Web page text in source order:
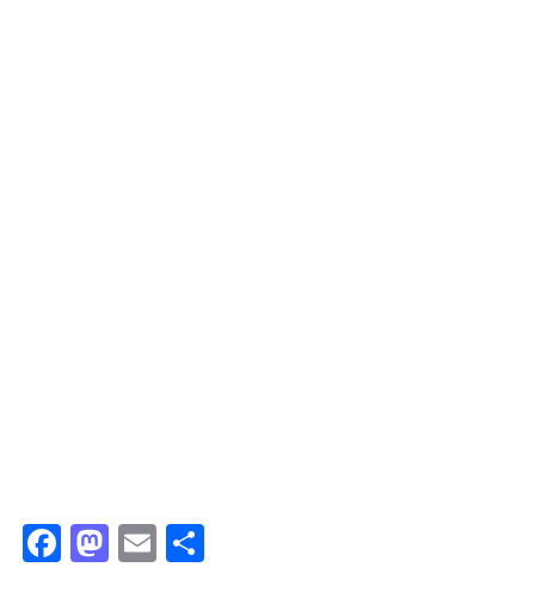
Facebook
Mastodon
Email